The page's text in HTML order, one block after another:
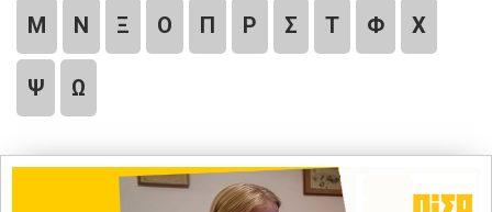
Μ Ν Ξ Ο Π Ρ Σ Τ Φ Χ
Ψ Ω